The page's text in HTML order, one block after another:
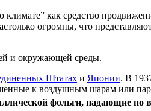
как средство
огромны, что
и окружающей среды.
Штатах и Японии. В
к воздушным шарам или
фольги, падающие по